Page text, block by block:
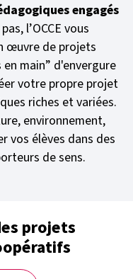
engagés
l’OCCE vous
œuvre de projets
main” d'envergure
votre propre projet
riches et variées.
environnement,
vos élèves dans des
de sens.
projets